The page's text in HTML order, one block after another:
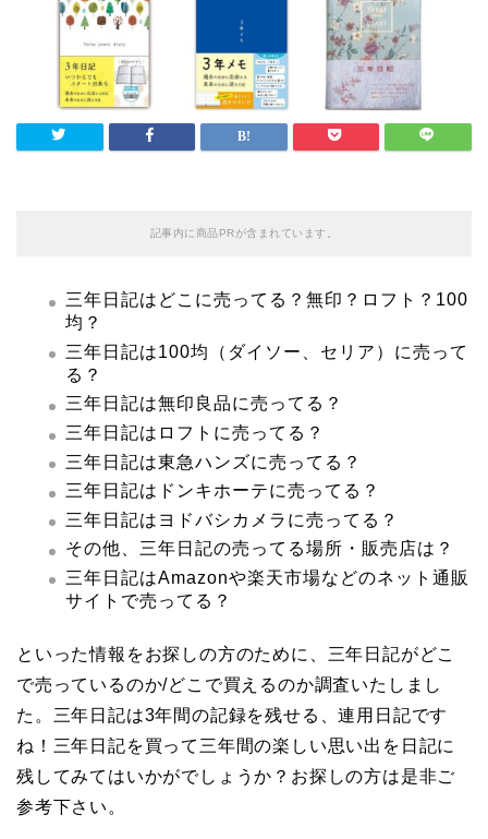
記事内に商品PRが含まれています。
三年日記はどこに売ってる？無印？ロフト？100
均？
三年日記は100均（ダイソー、セリア）に売って
る？
三年日記は無印良品に売ってる？
三年日記はロフトに売ってる？
三年日記は東急ハンズに売ってる？
三年日記はドンキホーテに売ってる？
三年日記はヨドバシカメラに売ってる？
その他、三年日記の売ってる場所・販売店は？
三年日記はAmazonや楽天市場などのネット通販
サイトで売ってる？
といった情報をお探しの方のために、三年日記がどこ
で売っているのか/どこで買えるのか調査いたしまし
た。三年日記は3年間の記録を残せる、連用日記です
ね！三年日記を買って三年間の楽しい思い出を日記に
残してみてはいかがでしょうか？お探しの方は是非ご
参考下さい。